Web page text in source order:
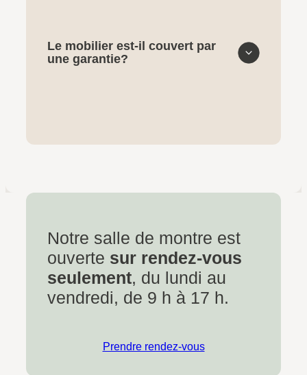
Le mobilier est-il couvert par
une garantie?
Notre salle de montre est
ouverte sur rendez-vous
seulement, du lundi au
vendredi, de 9 h à 17 h.
Prendre rendez-vous